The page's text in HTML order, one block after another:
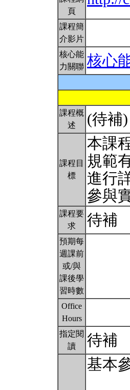
頁
課程簡
介影片
核心能
力關聯 核心
課程概
述
(待補)
課程目
標
本課
規範
進行
參與
課程要
求
待補
預期每
週課前
或/與
課後學
習時數
Office
Hours
指定閱
讀
待補
基本